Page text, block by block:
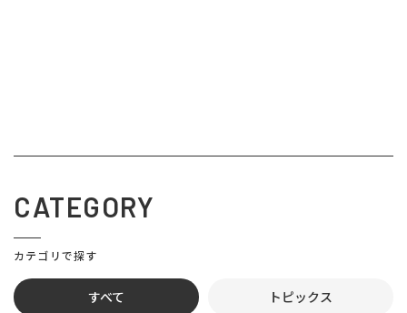
CATEGORY
カテゴリで探す
すべて トピックス